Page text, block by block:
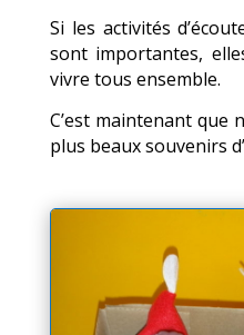
Si les activités
sont importantes,
vivre tous ensemble.
C’est maintenant que
plus beaux souvenirs